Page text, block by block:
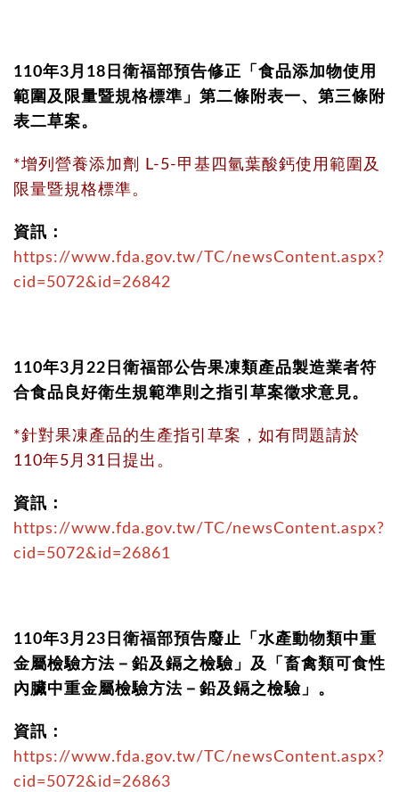
110年3月18日衛福部預告修正「食品添加物使用
範圍及限量暨規格標準」第二條附表一、第三條附
表二草案。
*增列營養添加劑 L-5-甲基四氫葉酸鈣使用範圍及
限量暨規格標準。
資訊：
https://www.fda.gov.tw/TC/newsContent.aspx?
cid=5072&id=26842
110年3月22日衛福部公告果凍類產品製造業者符
合食品良好衛生規範準則之指引草案徵求意見。
*針對果凍產品的生產指引草案，如有問題請於
110年5月31日提出。
資訊：
https://www.fda.gov.tw/TC/newsContent.aspx?
cid=5072&id=26861
110年3月23日衛福部預告廢止「水產動物類中重
金屬檢驗方法－鉛及鎘之檢驗」及「畜禽類可食性
內臟中重金屬檢驗方法－鉛及鎘之檢驗」。
資訊：
https://www.fda.gov.tw/TC/newsContent.aspx?
cid=5072&id=26863